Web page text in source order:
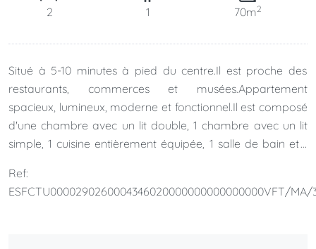
2 1 70m2
Situé à 5-10 minutes à pied du centre.Il est proche des
restaurants, commerces et musées.Appartement
spacieux, lumineux, moderne et fonctionnel.Il est composé
d'une chambre avec un lit double, 1 chambre avec un lit
simple, 1 cuisine entièrement équipée, 1 salle de bain et 1
Ref:
ESFCTU0000290260004346020000000000000000VFT/MA/